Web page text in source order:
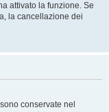
attivato la funzione. Se
la cancellazione dei
conservate nel